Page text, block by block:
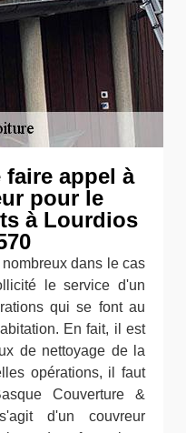
faire appel à
pour le
à Lourdios
dans le cas
le service d'un
qui se font au
En fait, il est
de nettoyage de la
opérations, il faut
Couverture &
d'un couvreur